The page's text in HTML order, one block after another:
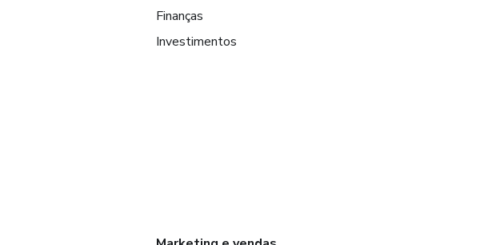
Finanças
Investimentos